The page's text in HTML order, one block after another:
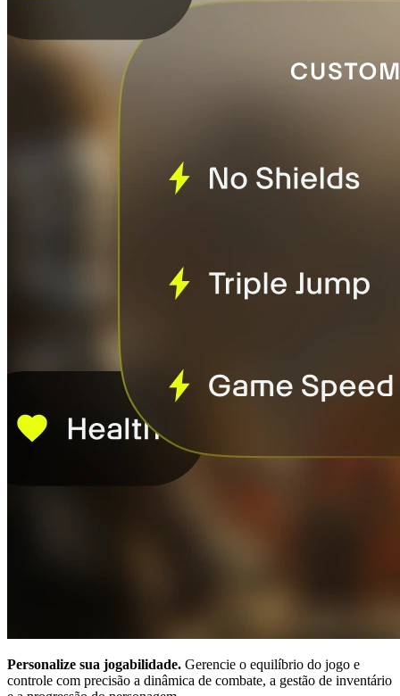
Personalize sua jogabilidade. Gerencie o equilíbrio do jogo e
controle com precisão a dinâmica de combate, a gestão de inventário